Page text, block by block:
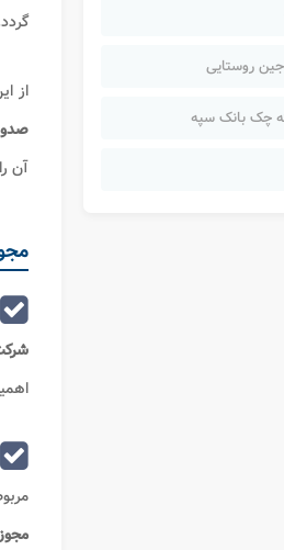
روستایی
چک بانک سپه
از
آن